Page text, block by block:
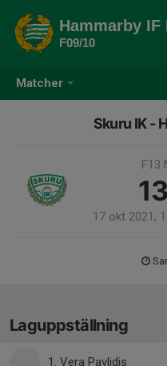
Matcher
Hammarby IF
F09/10
Skuru IK -
F13
17 okt 2021,
Laguppställning
1. Vera Pavlidis